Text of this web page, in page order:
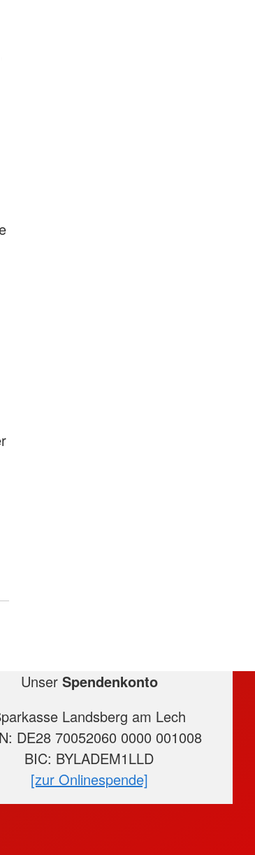
Unser Spendenkonto
Landsberg am Lech
DE28 70052060 0000 001008
BIC: BYLADEM1LLD
[zur Onlinespende]